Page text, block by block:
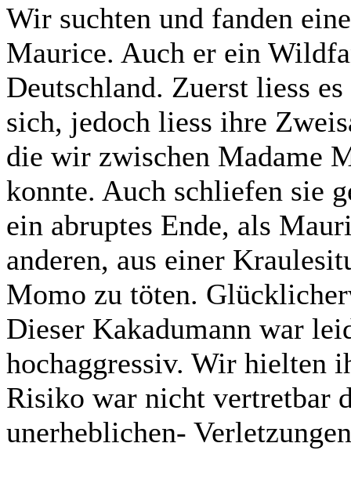
Wir suchten und fanden
Maurice. Auch er ein
Deutschland. Zuerst liess
sich, jedoch liess ihre
die wir zwischen Madame
konnte. Auch schliefen sie
ein abruptes Ende, als
anderen, aus einer
Momo zu töten.
Dieser Kakadumann war
hochaggressiv. Wir hielten
Risiko war nicht vertretbar
unerheblichen-